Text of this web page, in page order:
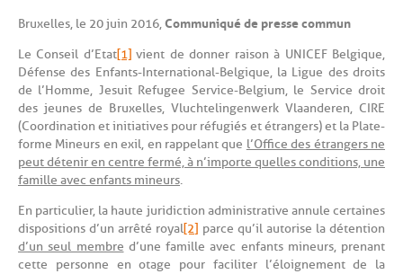
Bruxelles, le 20 juin 2016,Communiqué de presse commun
Le Conseil d’Etat[1] vient de donner raison à UNICEF Belgique,
Défense des Enfants-International-Belgique, la Ligue des droits
de l’Homme, Jesuit Refugee Service-Belgium, le Service droit
des jeunes de Bruxelles, Vluchtelingenwerk Vlaanderen, CIRE
(Coordination et initiatives pour réfugiés et étrangers) et la Plate-
forme Mineurs en exil, en rappelant que l’Office des étrangers ne
peut détenir en centre fermé, à n’importe quelles conditions, une
famille avec enfants mineurs.
En particulier, la haute juridiction administrative annule certaines
dispositions d’un arrêté royal[2] parce qu’il autorise la détention
d’un seul membre d’une famille avec enfants mineurs, prenant
cette personne en otage pour faciliter l’éloignement de la